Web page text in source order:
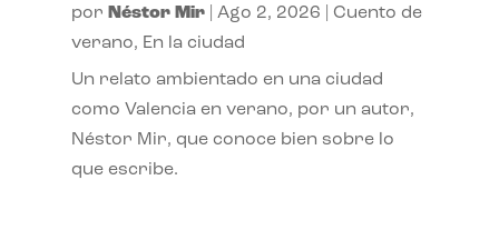
por Néstor Mir| Ago 2, 2026
Cuento de
verano, En la ciudad
Un relato ambientado en una ciudad
como Valencia en verano, por un autor,
Néstor Mir, que conoce bien sobre lo
que escribe.